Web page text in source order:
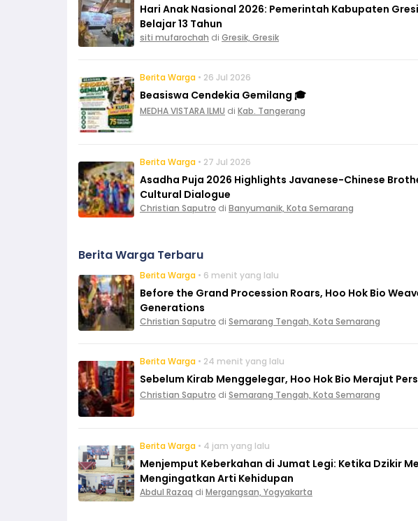
Hari Anak Nasional 2026: Pemerintah Kabupaten
Belajar 13 Tahun
siti mufarochah di Gresik, Gresik
Berita Warga • 26 Jul 2026
Beasiswa Cendekia Gemilang 🎓
MEDHA VISTARA ILMU di Kab. Tangerang
Berita Warga • 27 Jul 2026
Asadha Puja 2026 Highlights Javanese-Chinese
Cultural Dialogue
Christian Saputro di Banyumanik, Kota Semarang
Berita Warga Terbaru
Berita Warga • 6 menit yang lalu
Before the Grand Procession Roars, Hoo Hok Bio
Generations
Christian Saputro di Semarang Tengah, Kota Semarang
Berita Warga • 24 menit yang lalu
Sebelum Kirab Menggelegar, Hoo Hok Bio Merajut
Christian Saputro di Semarang Tengah, Kota Semarang
Berita Warga • 4 jam yang lalu
Menjemput Keberkahan di Jumat Legi: Ketika Dzikir
Mengingatkan Arti Kehidupan
Abdul Razaq di Mergangsan, Yogyakarta